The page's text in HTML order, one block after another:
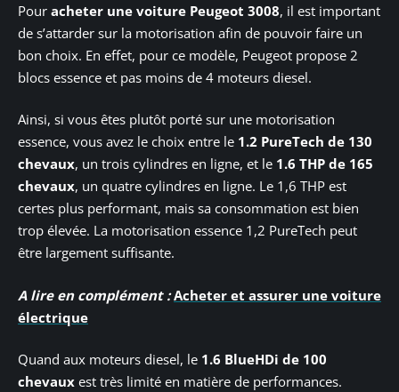
Pour acheter une voiture Peugeot 3008, il est important
de s’attarder sur la motorisation afin de pouvoir faire un
bon choix. En effet, pour ce modèle, Peugeot propose 2
blocs essence et pas moins de 4 moteurs diesel.
Ainsi, si vous êtes plutôt porté sur une motorisation
essence, vous avez le choix entre le 1.2 PureTech de 130
chevaux, un trois cylindres en ligne, et le 1.6 THP de 165
chevaux, un quatre cylindres en ligne. Le 1,6 THP est
certes plus performant, mais sa consommation est bien
trop élevée. La motorisation essence 1,2 PureTech peut
être largement suffisante.
A lire en complément : Acheter et assurer une voiture
électrique
Quand aux moteurs diesel, le 1.6 BlueHDi de 100
chevaux est très limité en matière de performances.